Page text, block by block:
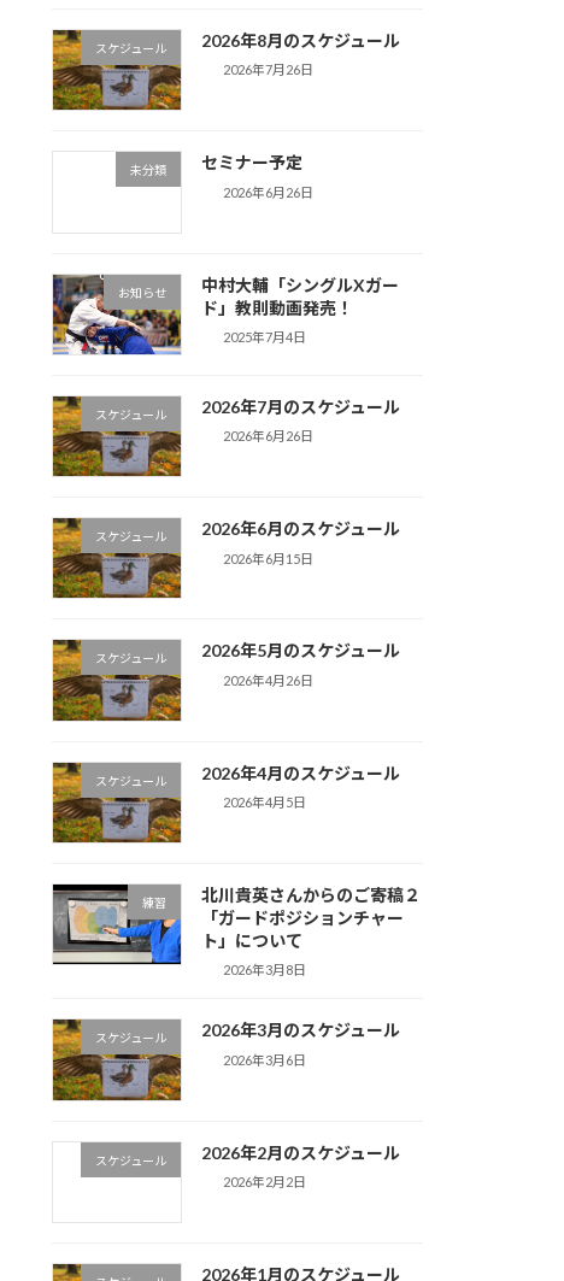
スケジュール 2026年8月のスケジュール
2026年7月26日
未分類 セミナー予定
2026年6月26日
お知らせ
中村大輔「シングルXガー
ド」教則動画発売！
2025年7月4日
スケジュール 2026年7月のスケジュール
2026年6月26日
スケジュール 2026年6月のスケジュール
2026年6月15日
スケジュール 2026年5月のスケジュール
2026年4月26日
スケジュール 2026年4月のスケジュール
2026年4月5日
練習
北川貴英さんからのご寄稿２
「ガードポジションチャー
ト」について
2026年3月8日
スケジュール 2026年3月のスケジュール
2026年3月6日
スケジュール 2026年2月のスケジュール
2026年2月2日
2026年1月のスケジュール